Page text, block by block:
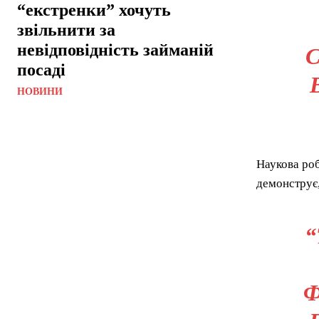
“екстренки” хочуть
звільнити за
невідповідність займаній
посаді
НОВИНИ
Наукова